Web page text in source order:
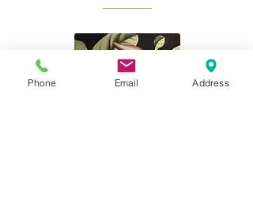
Phone Email Address